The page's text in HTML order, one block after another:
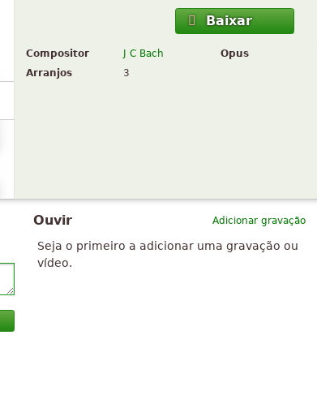
Baixar
Compositor J C Bach Opus
Arranjos
3
Adicionar gravação
Ouvir
Seja o primeiro a adicionar uma gravação ou
vídeo.